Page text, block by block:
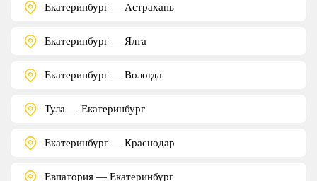
Екатеринбург — Астрахань
Екатеринбург — Ялта
Екатеринбург — Вологда
Тула — Екатеринбург
Екатеринбург — Краснодар
Евпатория — Екатеринбург